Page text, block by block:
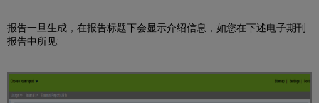
报告一旦生成，在报告标题下会显示介绍信息，如您在下述电子期刊
报告中所见: